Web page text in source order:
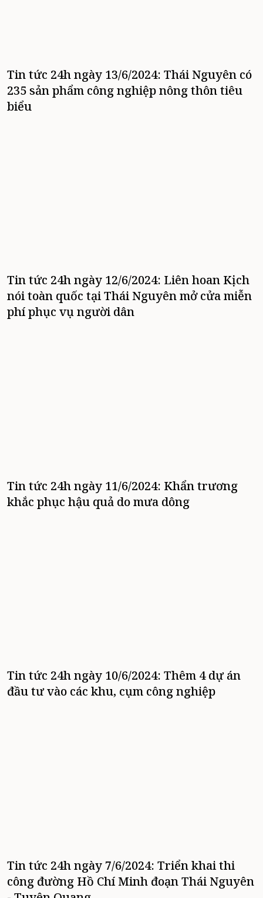
Tin tức 24h ngày 13/6/2024: Thái Nguyên có
235 sản phẩm công nghiệp nông thôn tiêu
biểu
Tin tức 24h ngày 12/6/2024: Liên hoan Kịch
nói toàn quốc tại Thái Nguyên mở cửa miễn
phí phục vụ người dân
Tin tức 24h ngày 11/6/2024: Khẩn trương
khắc phục hậu quả do mưa dông
Tin tức 24h ngày 10/6/2024: Thêm 4 dự án
đầu tư vào các khu, cụm công nghiệp
Tin tức 24h ngày 7/6/2024: Triển khai thi
công đường Hồ Chí Minh đoạn Thái Nguyên